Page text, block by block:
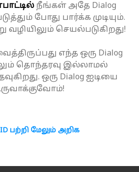
நீங்கள் அதே Dialog
போது பார்க்க முடியும்.
வழியிலும் செயல்படுகிறது!
எந்த ஒரு Dialog
தொந்தரவு இல்லாமல்
ஒரு Dialog ஐடியை
ID பற்றி மேலும் அறிக